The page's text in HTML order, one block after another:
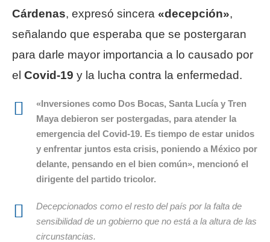
Cárdenas, expresó sincera «decepción»,
señalando que esperaba que se postergaran
para darle mayor importancia a lo causado por
el Covid-19 y la lucha contra la enfermedad.
«Inversiones como Dos Bocas, Santa Lucía y Tren
Maya debieron ser postergadas, para atender la
emergencia del Covid-19. Es tiempo de estar unidos
y enfrentar juntos esta crisis, poniendo a México por
delante, pensando en el bien común», mencionó el
dirigente del partido tricolor.
Decepcionados como el resto del país por la falta de
sensibilidad de un gobierno que no está a la altura de las
circunstancias.